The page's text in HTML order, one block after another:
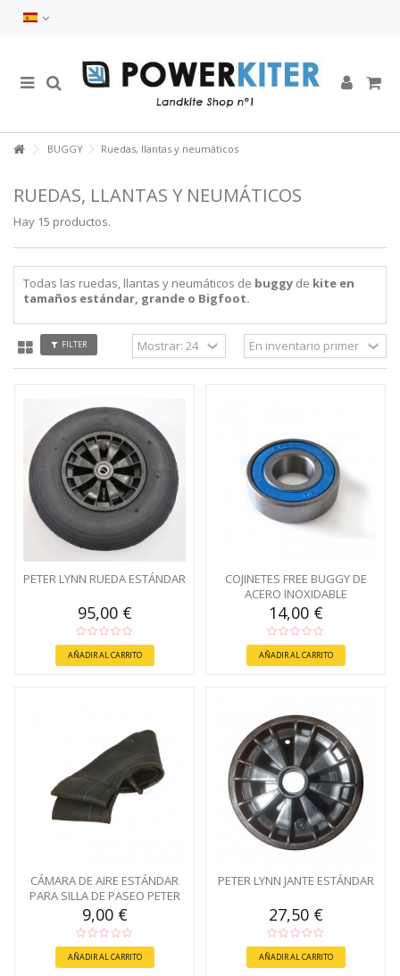
BUGGY Ruedas, llantas y neumáticos
RUEDAS, LLANTAS Y NEUMÁTICOS
Hay 15 productos.
Todas las ruedas, llantas y neumáticos de buggy de kite en
tamaños estándar, grande o Bigfoot.
FILTER
PETER LYNN RUEDA ESTÁNDAR
95,00 €
AÑADIR AL CARRITO
COJINETES FREE BUGGY DE
ACERO INOXIDABLE
14,00 €
AÑADIR AL CARRITO
CÁMARA DE AIRE ESTÁNDAR
PARA SILLA DE PASEO PETER
LYNN
9,00 €
AÑADIR AL CARRITO
PETER LYNN JANTE ESTÁNDAR
27,50 €
AÑADIR AL CARRITO